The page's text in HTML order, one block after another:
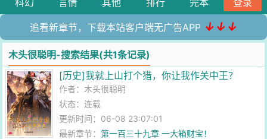
科幻
言情 其他 排行 完本 登录
追看新章节，下载本站客户端无广告APP ↓↓↓
木头很聪明-搜索结果(共1条记录)
[历史]我就上山打个猎，你让我作关中王？
作者： 木头很聪明
状态：连载
更新时间：06-08 23:07:01
最新章节：第一百三十九章 一大箱财宝！